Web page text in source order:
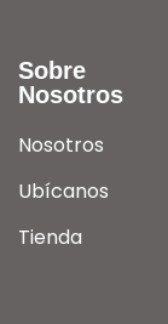
Sobre
Nosotros
Nosotros
Ubícanos
Tienda